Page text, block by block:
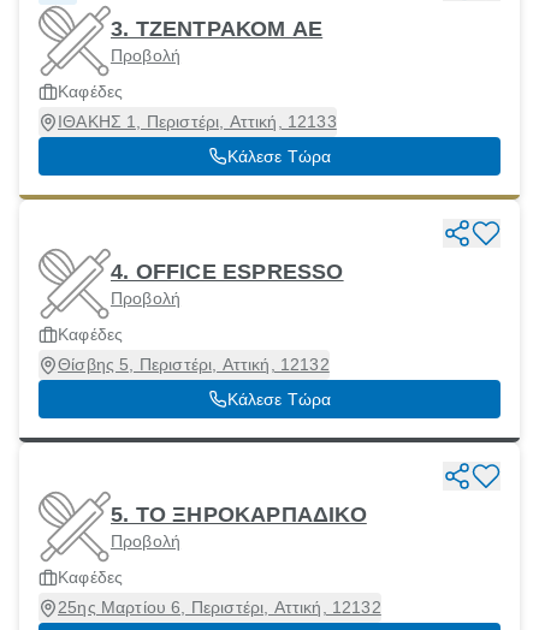
3. ΤΖΕΝΤΡΑΚΟΜ ΑΕ
Προβολή
Καφέδες
ΙΘΑΚΗΣ 1, Περιστέρι, Αττική, 12133
Κάλεσε Τώρα
4. OFFICE ESPRESSO
Προβολή
Καφέδες
Θίσβης 5, Περιστέρι, Αττική, 12132
Κάλεσε Τώρα
5. ΤΟ ΞΗΡΟΚΑΡΠΑΔΙΚΟ
Προβολή
Καφέδες
25ης Μαρτίου 6, Περιστέρι, Αττική, 12132